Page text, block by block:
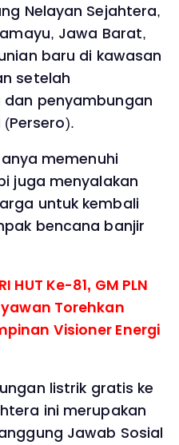
Nelayan Sejahtera,
Jawa Barat,
baru di kawasan
setelah
penyambungan
memenuhi
juga menyalakan
untuk kembali
bencana banjir
HUT Ke-81, GM PLN
Torehkan
Visioner Energi
listrik gratis ke
ini merupakan
Jawab Sosial